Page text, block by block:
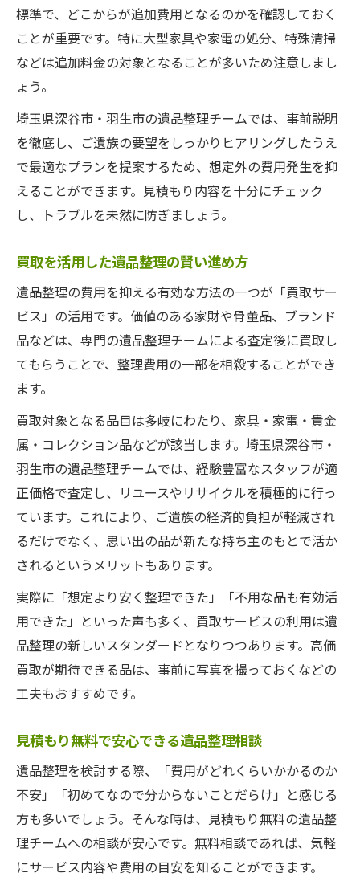
標準で、どこからが追加費用となるのかを確認しておく
ことが重要です。特に大型家具や家電の処分、特殊清掃
などは追加料金の対象となることが多いため注意しまし
ょう。
埼玉県深谷市・羽生市の遺品整理チームでは、事前説明
を徹底し、ご遺族の要望をしっかりヒアリングしたうえ
で最適なプランを提案するため、想定外の費用発生を抑
えることができます。見積もり内容を十分にチェック
し、トラブルを未然に防ぎましょう。
買取を活用した遺品整理の賢い進め方
遺品整理の費用を抑える有効な方法の一つが「買取サー
ビス」の活用です。価値のある家財や骨董品、ブランド
品などは、専門の遺品整理チームによる査定後に買取し
てもらうことで、整理費用の一部を相殺することができ
ます。
買取対象となる品目は多岐にわたり、家具・家電・貴金
属・コレクション品などが該当します。埼玉県深谷市・
羽生市の遺品整理チームでは、経験豊富なスタッフが適
正価格で査定し、リユースやリサイクルを積極的に行っ
ています。これにより、ご遺族の経済的負担が軽減され
るだけでなく、思い出の品が新たな持ち主のもとで活か
されるというメリットもあります。
実際に「想定より安く整理できた」「不用な品も有効活
用できた」といった声も多く、買取サービスの利用は遺
品整理の新しいスタンダードとなりつつあります。高価
買取が期待できる品は、事前に写真を撮っておくなどの
工夫もおすすめです。
見積もり無料で安心できる遺品整理相談
遺品整理を検討する際、「費用がどれくらいかかるのか
不安」「初めてなので分からないことだらけ」と感じる
方も多いでしょう。そんな時は、見積もり無料の遺品整
理チームへの相談が安心です。無料相談であれば、気軽
にサービス内容や費用の目安を知ることができます。